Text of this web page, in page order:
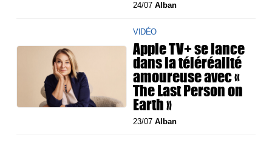
24/07Alban
VIDÉO
Apple TV+ se lance
dans la téléréalité
amoureuse avec «
The Last Person on
Earth »
23/07Alban